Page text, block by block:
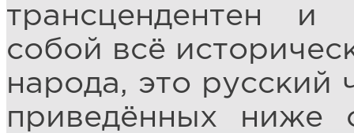
трансцендентен и
собой всё
народа, это русский
приведённых ниже